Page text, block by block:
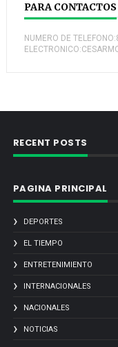
PARA CONTACTOS
NUMERO DE
RECENT POSTS
PAGINA PRINCIPAL
DEPORTES
EL TIEMPO
ENTRETENIMIENTO
INTERNACIONALES
NACIONALES
NOTICIAS